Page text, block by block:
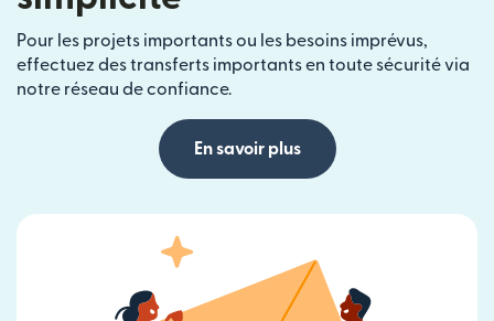
Pour les projets importants ou les besoins imprévus,
effectuez des transferts importants en toute sécurité via
notre réseau de confiance.
En savoir plus